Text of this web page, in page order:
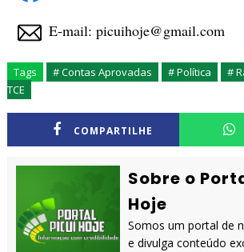
E-mail: picuihoje@gmail.com
Tags # Contas Aprovadas # Política #
TCE
COMPARTILHE
Sobre o
Hoje
Somos um portal de
e divulga conteúdo